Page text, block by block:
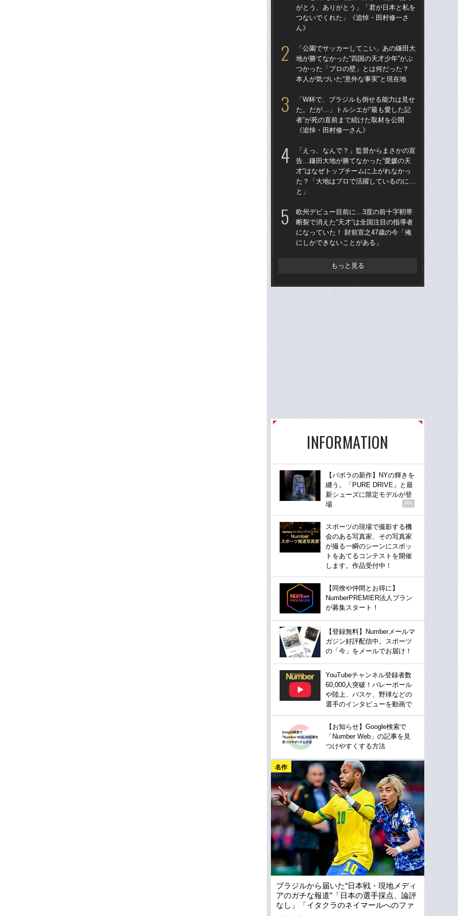
がとう、ありがとう」「君が日本と私を
つないでくれた」《追悼・田村修一さ
ん》
「公園でサッカーしてこい」あの鎌田大
地が勝てなかった“四国の天才少年”がぶ
つかった「プロの壁」とは何だった？
本人が気づいた“意外な事実”と現在地
「W杯で、ブラジルも倒せる能力は見せ
た。だが…」トルシエが“最も愛した記
者”が死の直前まで続けた取材を公開
《追悼・田村修一さん》
「えっ、なんで？」監督からまさかの宣
告…鎌田大地が勝てなかった“愛媛の天
才”はなぜトップチームに上がれなかっ
た？「大地はプロで活躍しているのに…
と」
欧州デビュー目前に…3度の前十字靭帯
断裂で消えた“天才”は全国注目の指導者
になっていた！ 財前宣之47歳の今「俺
にしかできないことがある」
もっと見る
INFORMATION
【バボラの新作】NYの輝きを
纏う。「PURE DRIVE」と最
新シューズに限定モデルが登
場
PR
スポーツの現場で撮影する機
会のある写真家、その写真家
が撮る一瞬のシーンにスポッ
トをあてるコンテストを開催
します。作品受付中！
【同僚や仲間とお得に】
NumberPREMIER法人プラン
が募集スタート！
【登録無料】Numberメールマ
ガジン好評配信中。スポーツ
の「今」をメールでお届け！
YouTubeチャンネル登録者数
60,000人突破！バレーボール
や陸上、バスケ、野球などの
選手のインタビューを動画で
【お知らせ】Google検索で
「Number Web」の記事を見
つけやすくする方法
名作
ブラジルから届いた“日本戦・現地メディ
アのガチな報道”「日本の選手採点、論評
なし」「イタクラのネイマールへのファ